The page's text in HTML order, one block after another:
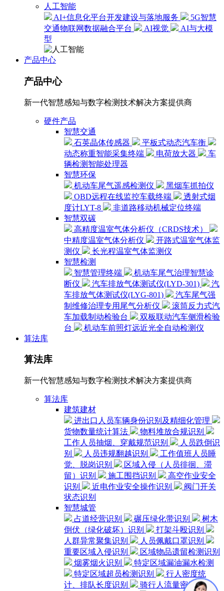
人工智能
AI+信息化平台开发建设与落地服务
5G智慧
交通物联网数据融合平台
AI视觉
AI与大模
型
产品中心
产品中心
新一代智慧感知与数字检测技术解决方案提供商
硬件产品
智慧交通
石英晶体传感器
平板式动态汽车衡
动态称重智能采集终端
电荷放大器
车
辆检测智能处理器
智慧环保
机动车尾气遥感检测仪
黑烟车抓拍仪
OBD远程在线监控车载终端
透射式烟
度计LYT-8
非道路移动机械定位终端
智慧双碳
高精度温室气体分析仪（CRDS技术）
中精度温室气体分析仪
开路式温室气体监
测仪
长光程温室气体监测仪
智慧检测
智慧管理终端
机动车尾气治理智慧诊
断仪
汽车排放气体测试仪(LYD-301)
汽
车排放气体测试仪(LYG-801)
汽车尾气强
制维修治理专用尾气分析仪
滚筒反力式汽
车加载制动检验台
双板联动汽车侧滑检验
台
机动车前照灯远近光全自动检测仪
算法库
算法库
新一代智慧感知与数字检测技术解决方案提供商
算法库
建筑建材
进出口人员车辆身份识别及精细化管理
货物数量统计算法
物料堆放合规识别
工作人员抽烟、穿戴规范识别
人员跌倒识
别
人员违规翻越识别
工作值班人员睡
觉、脱岗识别
区域入侵（人员徘徊、滞
留）识别
施工围挡识别
高空作业安全
识别
近电作业安全操作识别
阀门开关
状态识别
智慧城管
占道经营识别
碾压绿化带识别
树木
倒伏（绿化破坏）识别
打架斗殴识别
人群异常聚集识别
人员佩戴口罩识别
重要区域入侵识别
区域物品遗留检测识别
烟雾烟火识别
特定区域漏油漏水检测
特定区域超员检测识别
行人密度统
计、排队长度识别
骑行人流量密度识别